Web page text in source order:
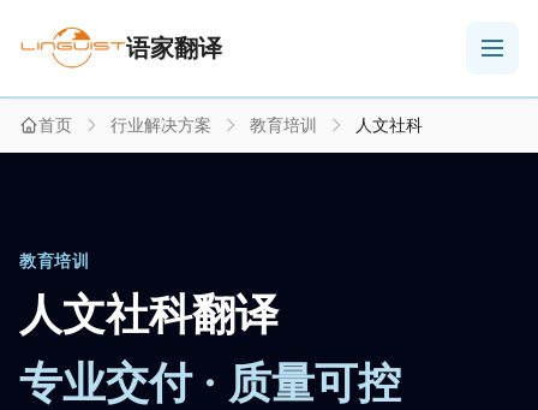
语家翻译
首页 行业解决方案 教育培训 人文社科
教育培训
人文社科翻译
专业交付 · 质量可控